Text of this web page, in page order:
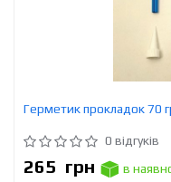
Герметик прокладок 70
0 відгуків
265 грн
в